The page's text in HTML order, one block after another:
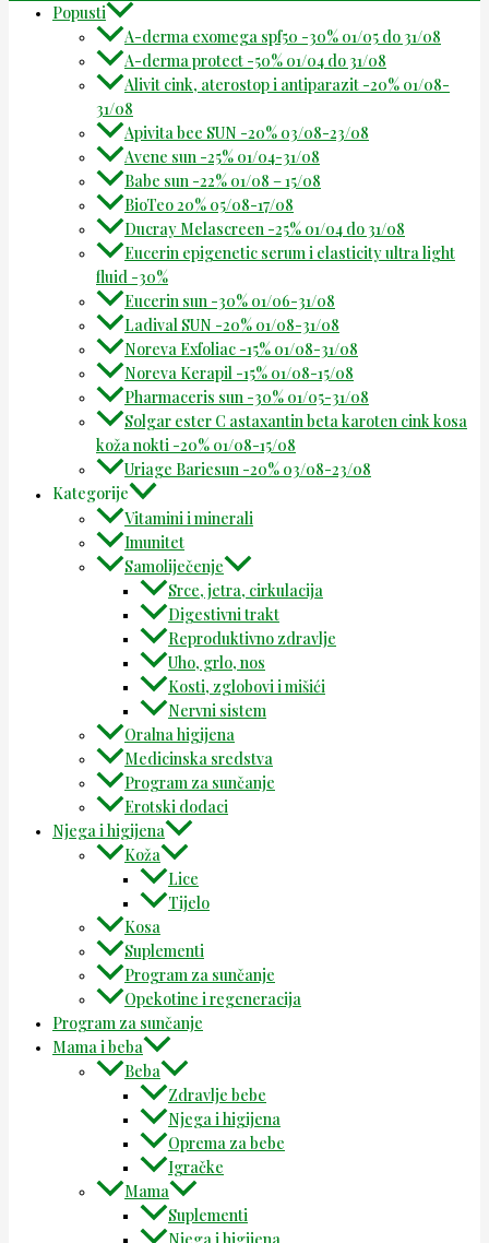
Popusti
A-derma exomega spf50 -30% 01/05 do 31/08
A-derma protect -50% 01/04 do 31/08
Alivit cink, aterostop i antiparazit -20% 01/08-
31/08
Apivita bee SUN -20% 03/08-23/08
Avene sun -25% 01/04-31/08
Babe sun -22% 01/08 – 15/08
BioTeo 20% 05/08-17/08
Ducray Melascreen -25% 01/04 do 31/08
Eucerin epigenetic serum i elasticity ultra light
fluid -30%
Eucerin sun -30% 01/06-31/08
Ladival SUN -20% 01/08-31/08
Noreva Exfoliac -15% 01/08-31/08
Noreva Kerapil -15% 01/08-15/08
Pharmaceris sun -30% 01/05-31/08
Solgar ester C astaxantin beta karoten cink kosa
koža nokti -20% 01/08-15/08
Uriage Bariesun -20% 03/08-23/08
Kategorije
Vitamini i minerali
Imunitet
Samoliječenje
Srce, jetra, cirkulacija
Digestivni trakt
Reproduktivno zdravlje
Uho, grlo, nos
Kosti, zglobovi i mišići
Nervni sistem
Oralna higijena
Medicinska sredstva
Program za sunčanje
Erotski dodaci
Njega i higijena
Koža
Lice
Tijelo
Kosa
Suplementi
Program za sunčanje
Opekotine i regeneracija
Program za sunčanje
Mama i beba
Beba
Zdravlje bebe
Njega i higijena
Oprema za bebe
Igračke
Mama
Suplementi